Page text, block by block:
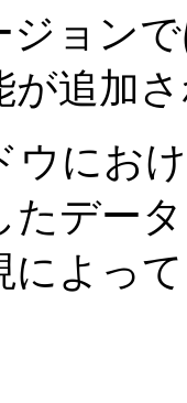
ジョン
が追加
ウにお
たデー
によっ